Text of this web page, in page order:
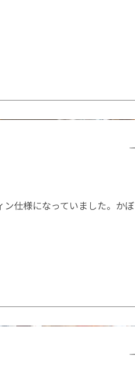
仕様になっていました。かぼ